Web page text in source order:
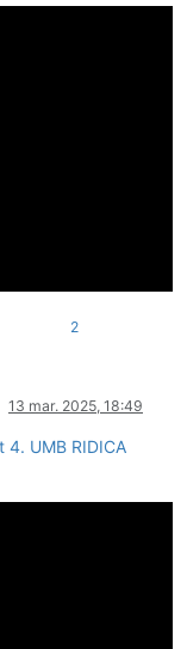
2
13 mar. 2025, 18:49
UMB RIDICA